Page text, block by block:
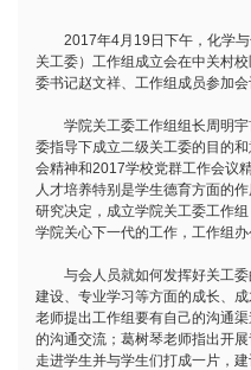
2017年4月19日下午，化学与
关工委）工作组成立会在中关村
委书记赵文祥、工作组成员参加会
学院关工委工作组组长周明宇
委指导下成立二级关工委的目的
会精神和2017学校党群工作会议
人才培养特别是学生德育方面的
研究决定，成立学院关工委工作
学院关心下一代的工作，工作组办
与会人员就如何发挥好关工委
建设、专业学习等方面的成长、
老师提出工作组要有自己的沟通
的沟通交流；葛树琴老师指出开
走进学生并与学生们打成一片，